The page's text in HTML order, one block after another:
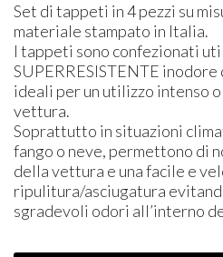
Set di tappeti in 4 pezzi su
materiale stampato in Italia.
I tappeti sono confezionati
SUPERRESISTENTE inodore
ideali per un utilizzo intenso
vettura.
Soprattutto in situazioni
fango o neve, permettono di
della vettura e una facile e
ripulitura/asciugatura
sgradevoli odori all’interno